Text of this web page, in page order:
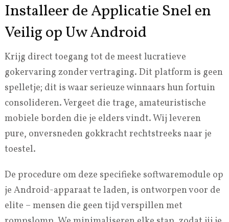
Installeer de Applicatie Snel en
Veilig op Uw Android
Krijg direct toegang tot de meest lucratieve
gokervaring zonder vertraging. Dit platform is geen
spelletje; dit is waar serieuze winnaars hun fortuin
consolideren. Vergeet die trage, amateuristische
mobiele borden die je elders vindt. Wij leveren
pure, onversneden gokkracht rechtstreeks naar je
toestel.
De procedure om deze specifieke softwaremodule op
je Android-apparaat te laden, is ontworpen voor de
elite – mensen die geen tijd verspillen met